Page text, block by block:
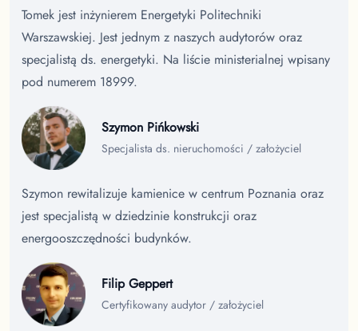
Tomek jest inżynierem Energetyki Politechniki
Warszawskiej. Jest jednym z naszych audytorów oraz
specjalistą ds. energetyki. Na liście ministerialnej wpisany
pod numerem 18999.
Szymon Pińkowski
Specjalista ds. nieruchomości / założyciel
Szymon rewitalizuje kamienice w centrum Poznania oraz
jest specjalistą w dziedzinie konstrukcji oraz
energooszczędności budynków.
Filip Geppert
Certyfikowany audytor / założyciel